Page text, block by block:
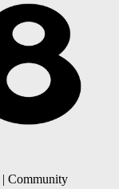
| Community